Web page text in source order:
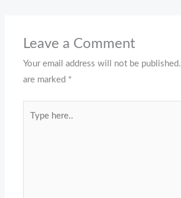
Leave a Comment
Your email address will not be published.
are marked *